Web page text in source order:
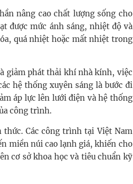
nâng cao chất lượng sống cho
được mức ánh sáng, nhiệt độ và
quá nhiệt hoặc mất nhiệt trong
giảm phát thải khí nhà kính, việc
hệ thống xuyên sáng là bước đi
áp lực lên lưới điện và hệ thống
công trình.
thức. Các công trình tại Việt Nam
miền núi cao lạnh giá, khiến cho
cơ sở khoa học và tiêu chuẩn kỹ